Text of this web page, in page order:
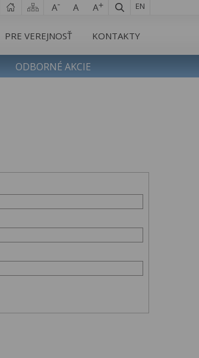
EN
PRE VEREJNOSŤ KONTAKTY
ODBORNÉ AKCIE